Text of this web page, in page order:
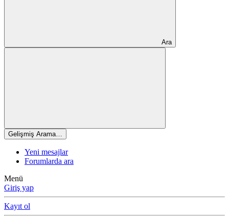
Ara
Gelişmiş Arama…
Yeni mesajlar
Forumlarda ara
Menü
Giriş yap
Kayıt ol